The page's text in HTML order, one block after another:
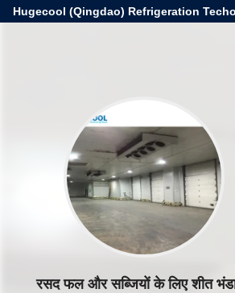
Hugecool (Qingdao) Refrigeration
रसद फल और सब्जियों के लिए शीत